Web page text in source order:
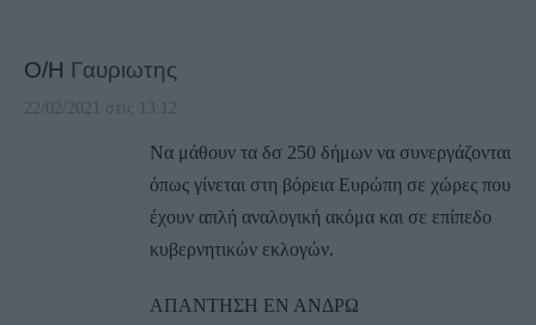
Ο/Η Γαυριωτης
22/02/2021 στις 13:12
Να μάθουν τα δσ 250 δήμων να συνεργάζονται
όπως γίνεται στη βόρεια Ευρώπη σε χώρες που
έχουν απλή αναλογική ακόμα και σε επίπεδο
κυβερνητικών εκλογών.
ΑΠΑΝΤΗΣΗ ΕΝ ΑΝΔΡΩ